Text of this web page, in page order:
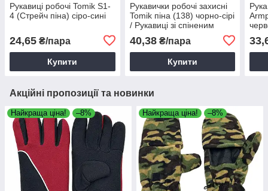
Рукавиці робочі Tomik S1-
4 (Стрейч піна) сіро-сині
24,65 ₴/пара
Купити
Рукавички робочі захисні
Tomik піна (138) чорно-сірі
/ Рукавиці зі спіненим
40,38₴/пара
Купити
Акційні пропозиції та новинки
Найкраща ціна! –8% Найкраща ціна! –8%